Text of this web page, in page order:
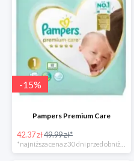
-15%
Pampers Premium Care
42.37 zł49.99 zł*